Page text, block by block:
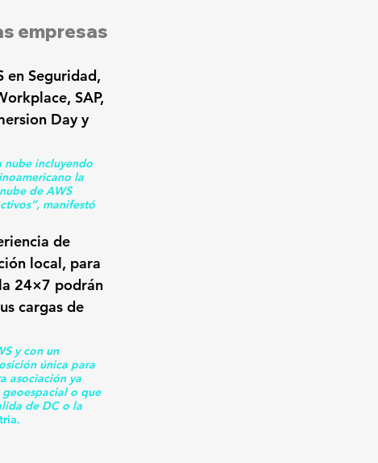
empresas
en Seguridad,
SAP,
Day y
nube incluyendo
la
de AWS
manifestó
de
local, para
24×7 podrán
cargas de
y con un
única para
asociación ya
geoespacial o que
de DC o la